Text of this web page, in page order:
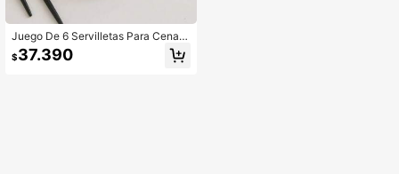
Juego De 6 Servilletas Para Cena D
e Lino Con Dobladillo Marfil
$37.390